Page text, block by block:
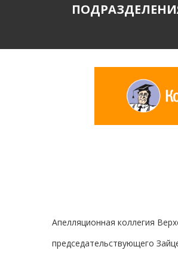
Апелляционная коллегия
председательствующего